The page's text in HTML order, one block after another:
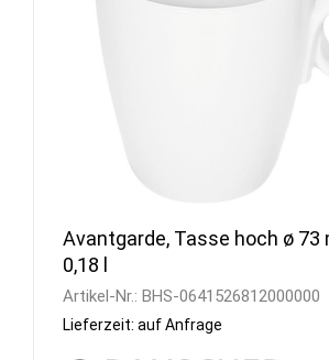
Avantgarde, Tasse hoch ø 73
0,18 l
Artikel-Nr.: BHS-0641526812000000
Lieferzeit: auf Anfrage